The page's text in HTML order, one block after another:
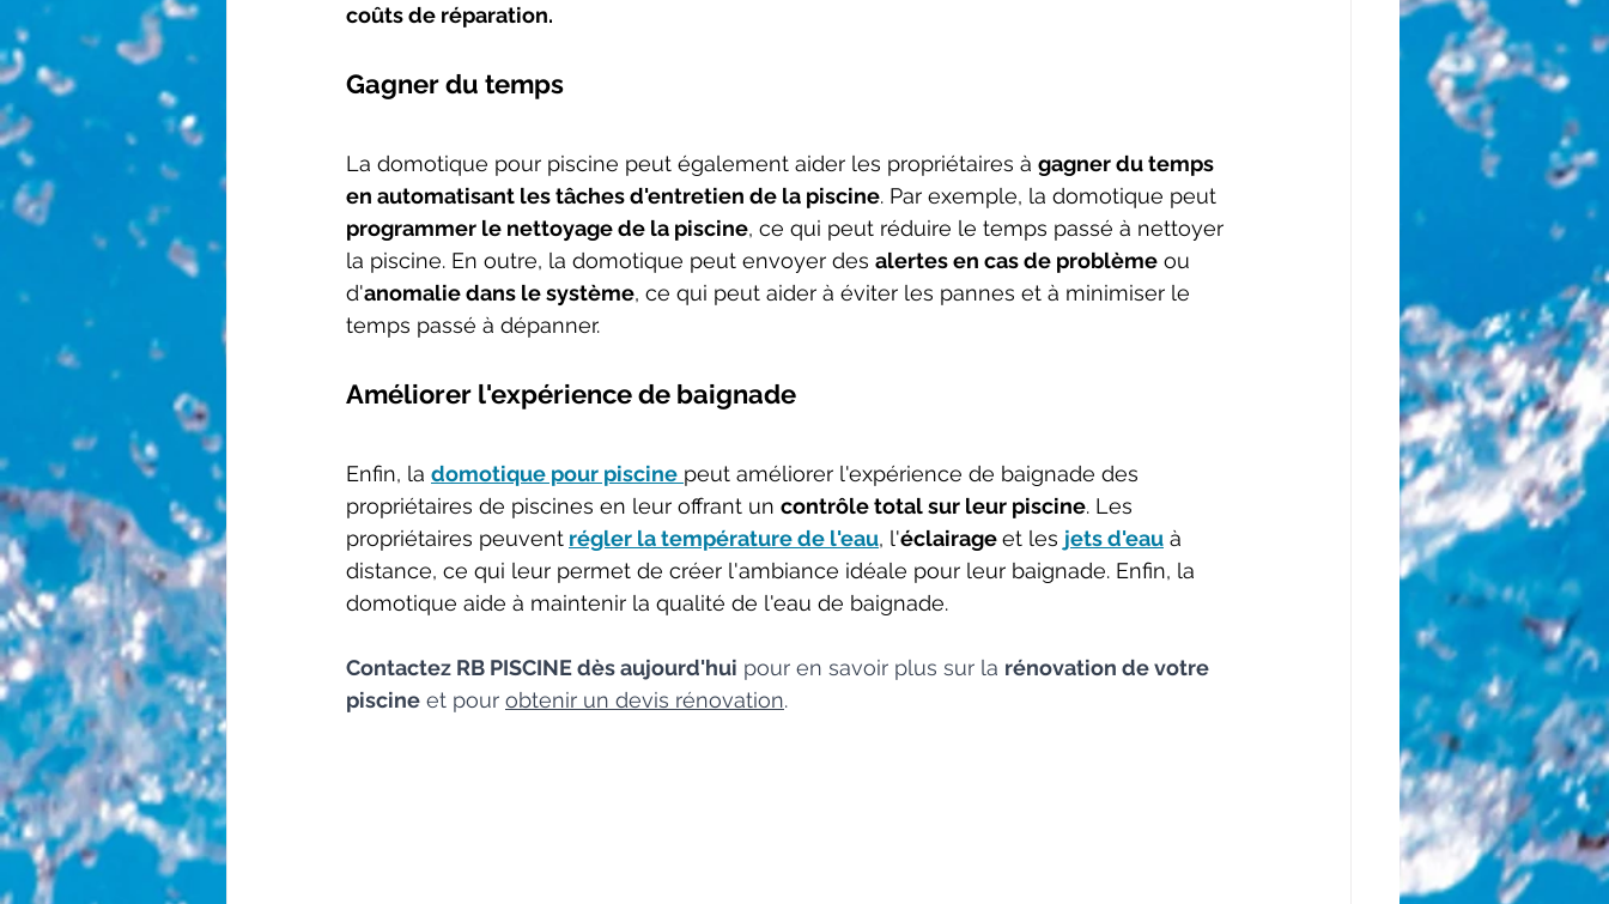
coûts de réparation.
Gagner du temps
La domotique pour piscine peut également aider les propriétaires à gagner du temps
en automatisant les tâches d'entretien de la piscine. Par exemple, la domotique peut
programmer le nettoyage de la piscine, ce qui peut réduire le temps passé à nettoyer
la piscine. En outre, la domotique peut envoyer des alertes en cas de problème ou
d'anomalie dans le système, ce qui peut aider à éviter les pannes et à minimiser le
temps passé à dépanner.
Améliorer l'expérience de baignade
Enfin, la domotique pour piscine peut améliorer l'expérience de baignade des
propriétaires de piscines en leur offrant un contrôle total sur leur piscine. Les
propriétaires peuvent régler la température de l'eau, l'éclairage et les jets d'eau à
distance, ce qui leur permet de créer l'ambiance idéale pour leur baignade. Enfin, la
domotique aide à maintenir la qualité de l'eau de baignade.
Contactez RB PISCINE dès aujourd'hui pour en savoir plus sur la rénovation de votre
piscine et pour obtenir un devis rénovation.